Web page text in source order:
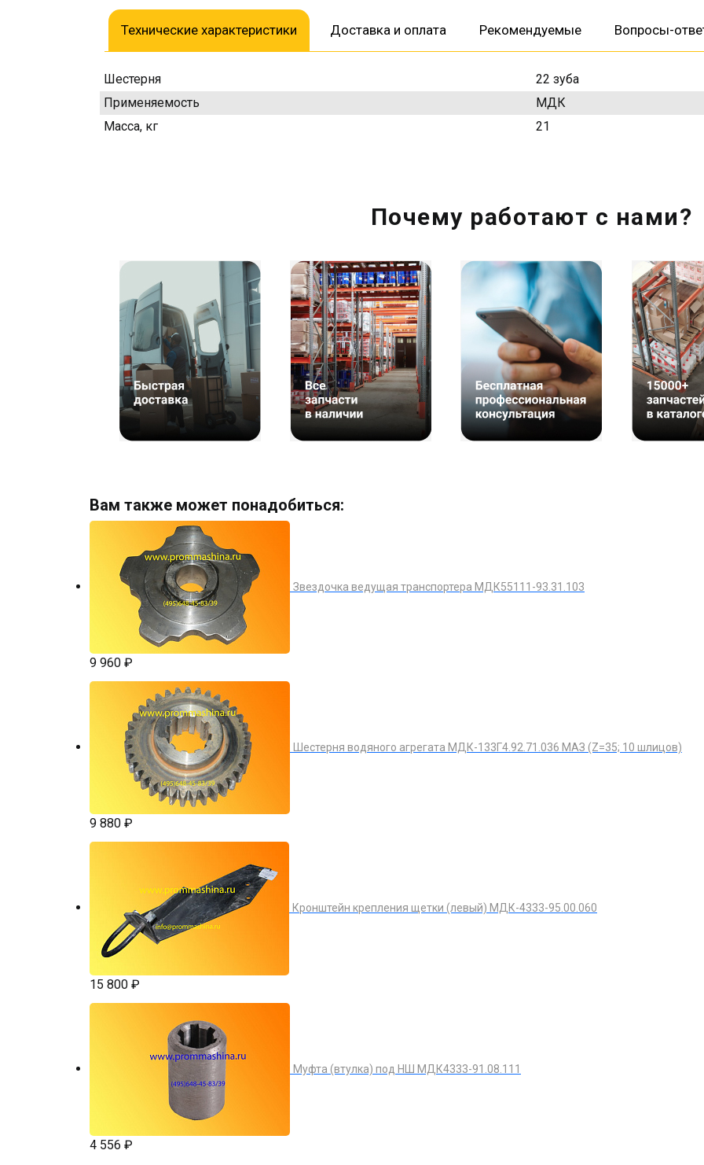
Технические характеристики Доставка и оплата Рекомендуемые Вопросы-
Шестерня
22 зуба
Применяемость
МДК
Масса, кг
21
Почему работают с нами?
Вам также может понадобиться:
Звездочка ведущая транспортера МДК55111-93.31.103
9 960 ₽
Шестерня водяного агрегата МДК-133Г4.92.71.036 МАЗ (Z=35; 10 шлицов)
9 880 ₽
Кронштейн крепления щетки (левый) МДК-4333-95.00.060
15 800 ₽
Муфта (втулка) под НШ МДК4333-91.08.111
4 556 ₽